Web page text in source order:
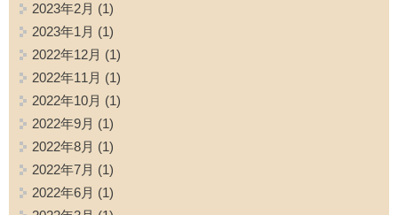
2023年2月 (1)
2023年1月 (1)
2022年12月 (1)
2022年11月 (1)
2022年10月 (1)
2022年9月 (1)
2022年8月 (1)
2022年7月 (1)
2022年6月 (1)